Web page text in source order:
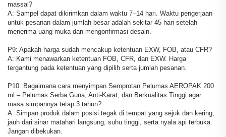
massal?
A: Sampel dapat dikirimkan dalam waktu 7–14 hari. Waktu pengerjaan
untuk pesanan dalam jumlah besar adalah sekitar 45 hari setelah
menerima uang muka dan mengonfirmasi desain.
P9: Apakah harga sudah mencakup ketentuan EXW, FOB, atau CFR?
A: Kami menawarkan ketentuan FOB, CFR, dan EXW. Harga
tergantung pada ketentuan yang dipilih serta jumlah pesanan.
P10: Bagaimana cara menyimpan Semprotan Pelumas AEROPAK 200
ml – Pelumas Serba Guna, Anti-Karat, dan Berkualitas Tinggi agar
masa simpannya tetap 3 tahun?
A: Simpan produk dalam posisi tegak di tempat yang sejuk dan kering,
jauh dari sinar matahari langsung, suhu tinggi, serta nyala api terbuka.
Jangan dibekukan.